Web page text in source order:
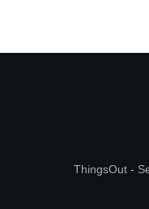
ThingsOut -